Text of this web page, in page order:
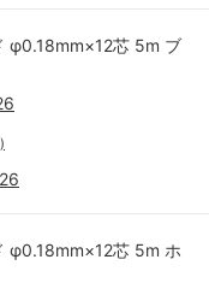
φ0.18mm×12芯 5m ブ
)
φ0.18mm×12芯 5m ホ